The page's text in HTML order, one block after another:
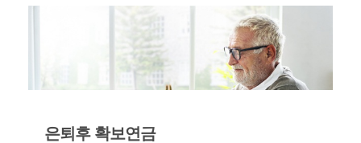
서 연금 클래스의 개요를 준...
은퇴후 확보연금